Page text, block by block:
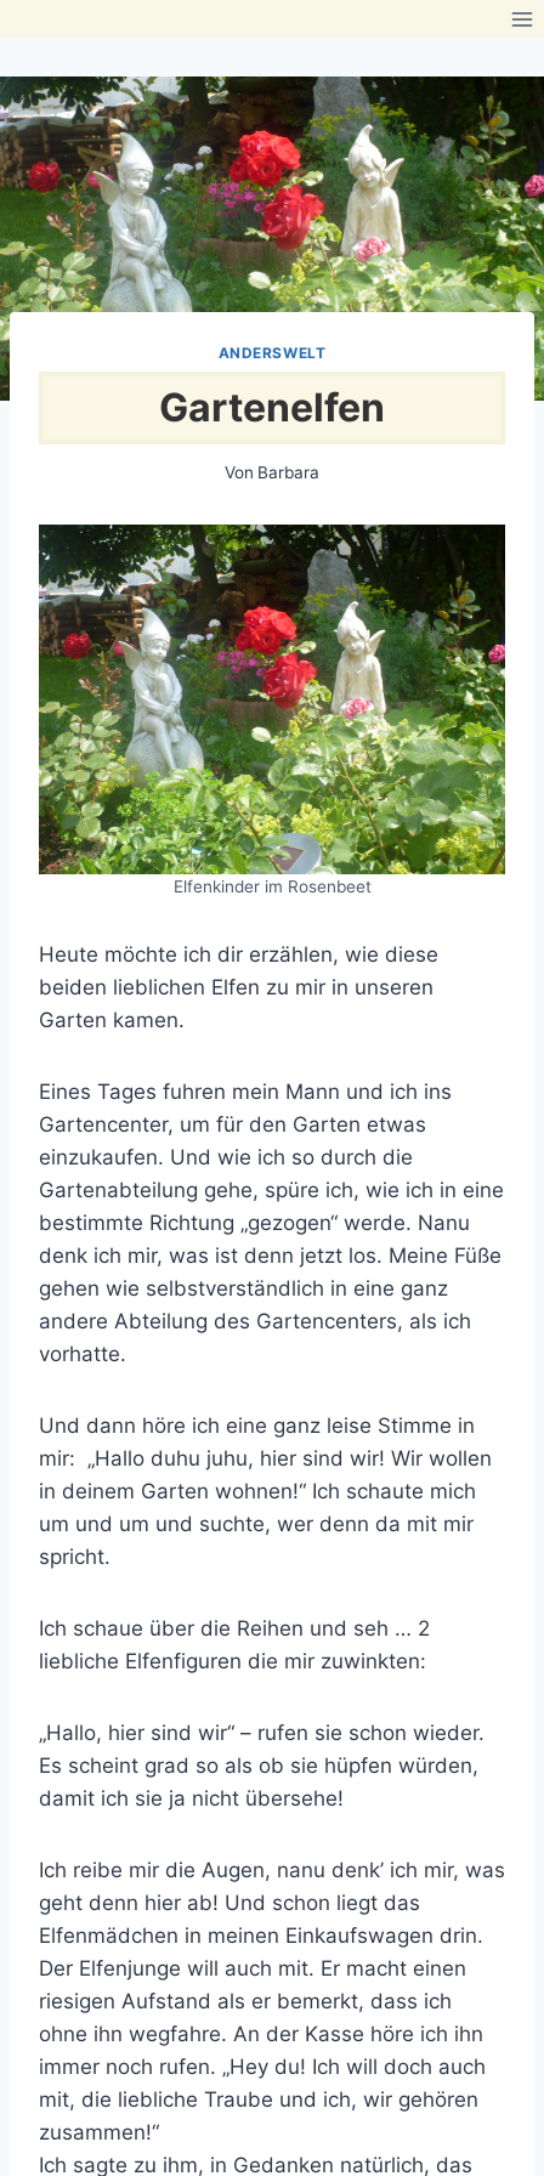
springen
ANDERSWELT
Gartenelfen
Von Barbara
Elfenkinder im Rosenbeet
Heute möchte ich dir erzählen, wie diese
beiden lieblichen Elfen zu mir in unseren
Garten kamen.
Eines Tages fuhren mein Mann und ich ins
Gartencenter, um für den Garten etwas
einzukaufen. Und wie ich so durch die
Gartenabteilung gehe, spüre ich, wie ich in eine
bestimmte Richtung „gezogen“ werde. Nanu
denk ich mir, was ist denn jetzt los. Meine Füße
gehen wie selbstverständlich in eine ganz
andere Abteilung des Gartencenters, als ich
vorhatte.
Und dann höre ich eine ganz leise Stimme in
mir: „Hallo duhu juhu, hier sind wir! Wir wollen
in deinem Garten wohnen!“ Ich schaute mich
um und um und suchte, wer denn da mit mir
spricht.
Ich schaue über die Reihen und seh … 2
liebliche Elfenfiguren die mir zuwinkten:
„Hallo, hier sind wir“ – rufen sie schon wieder.
Es scheint grad so als ob sie hüpfen würden,
damit ich sie ja nicht übersehe!
Ich reibe mir die Augen, nanu denk’ ich mir, was
geht denn hier ab! Und schon liegt das
Elfenmädchen in meinen Einkaufswagen drin.
Der Elfenjunge will auch mit. Er macht einen
riesigen Aufstand als er bemerkt, dass ich
ohne ihn wegfahre. An der Kasse höre ich ihn
immer noch rufen. „Hey du! Ich will doch auch
mit, die liebliche Traube und ich, wir gehören
zusammen!“
Ich sagte zu ihm, in Gedanken natürlich, das